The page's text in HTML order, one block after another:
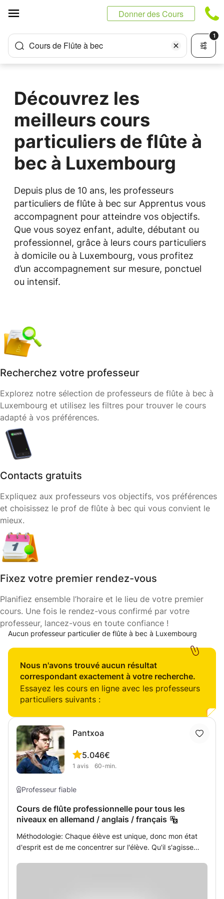
Donner des Cours
Cours de Flûte à bec
1
Découvrez les
meilleurs cours
particuliers de flûte à
bec à Luxembourg
Depuis plus de 10 ans, les professeurs
particuliers de flûte à bec sur Apprentus vous
accompagnent pour atteindre vos objectifs.
Que vous soyez enfant, adulte, débutant ou
professionnel, grâce à leurs cours particuliers
à domicile ou à Luxembourg, vous profitez
d’un accompagnement sur mesure, ponctuel
ou intensif.
Recherchez votre professeur
Explorez notre sélection de professeurs de flûte à bec à
Luxembourg et utilisez les filtres pour trouver le cours
adapté à vos préférences.
Contacts gratuits
Expliquez aux professeurs vos objectifs, vos préférences
et choisissez le prof de flûte à bec qui vous convient le
mieux.
Fixez votre premier rendez-vous
Planifiez ensemble l’horaire et le lieu de votre premier
cours. Une fois le rendez-vous confirmé par votre
professeur, lancez-vous en toute confiance !
Aucun professeur particulier de flûte à bec à Luxembourg
Nous n'avons trouvé aucun résultat
correspondant exactement à votre recherche.
Essayez les cours en ligne avec les professeurs
particuliers suivants :
Pantxoa
5.0
1 avis
46€
60-min.
Professeur fiable
Cours de flûte professionnelle pour tous les
niveaux en allemand / anglais / français
Méthodologie: Chaque élève est unique, donc mon état
d'esprit est de me concentrer sur l'élève. Qu'il s'agisse